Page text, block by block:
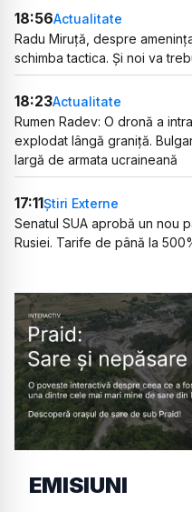
18:56Actualitate
Radu Miruță, despre
schimba tactica. Și noi va
18:23Actualitate
Rumen Radev: O dronă a
explodat lângă graniță.
largă de armata ucraineană
17:11Știri Externe
Senatul SUA aprobă un nou
Rusiei. Tarife de până la
EMISIUNI